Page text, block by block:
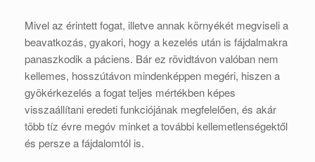
Mivel az érintett fogat, illetve annak környékét megviseli a
beavatkozás, gyakori, hogy a kezelés után is fájdalmakra
panaszkodik a páciens. Bár ez rövidtávon valóban nem
kellemes, hosszútávon mindenképpen megéri, hiszen a
gyökérkezelés a fogat teljes mértékben képes
visszaállítani eredeti funkciójának megfelelően, és akár
több tíz évre megóv minket a további kellemetlenségektől
és persze a fájdalomtól is.